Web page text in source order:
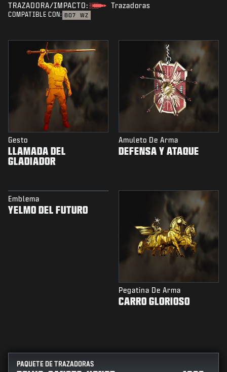
TRAZADORA/IMPACTO: Trazadoras
COMPATIBLE CON: BO7 WZ
Gesto
LLAMADA DEL
GLADIADOR
Amuleto De Arma
DEFENSA Y ATAQUE
Emblema
YELMO DEL FUTURO
Pegatina De Arma
CARRO GLORIOSO
PAQUETE DE TRAZADORAS